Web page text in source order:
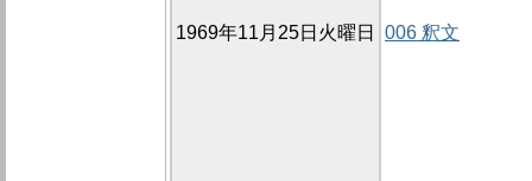
1969年11月25日火曜日 006 釈文